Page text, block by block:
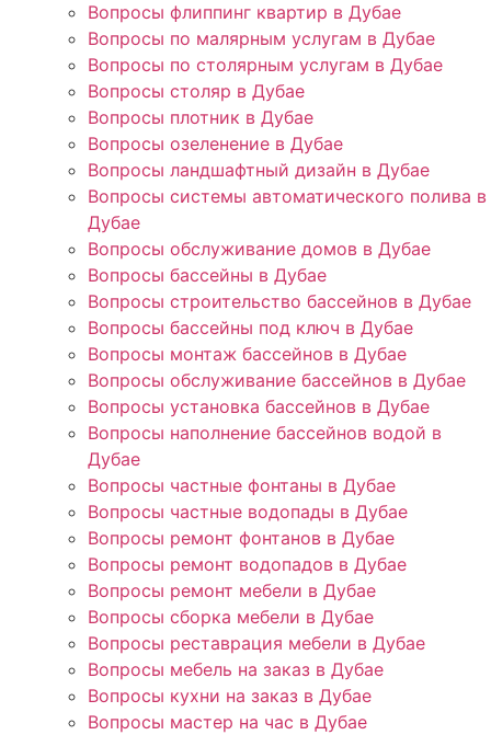
Вопросы флиппинг квартир в Дубае
Вопросы по малярным услугам в Дубае
Вопросы по столярным услугам в Дубае
Вопросы столяр в Дубае
Вопросы плотник в Дубае
Вопросы озеленение в Дубае
Вопросы ландшафтный дизайн в Дубае
Вопросы системы автоматического полива в
Дубае
Вопросы обслуживание домов в Дубае
Вопросы бассейны в Дубае
Вопросы строительство бассейнов в Дубае
Вопросы бассейны под ключ в Дубае
Вопросы монтаж бассейнов в Дубае
Вопросы обслуживание бассейнов в Дубае
Вопросы установка бассейнов в Дубае
Вопросы наполнение бассейнов водой в
Дубае
Вопросы частные фонтаны в Дубае
Вопросы частные водопады в Дубае
Вопросы ремонт фонтанов в Дубае
Вопросы ремонт водопадов в Дубае
Вопросы ремонт мебели в Дубае
Вопросы сборка мебели в Дубае
Вопросы реставрация мебели в Дубае
Вопросы мебель на заказ в Дубае
Вопросы кухни на заказ в Дубае
Вопросы мастер на час в Дубае